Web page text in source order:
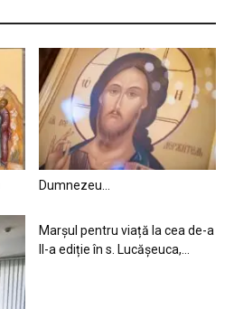
Dumnezeu…
Marșul pentru viață la cea de-a
II-a ediție în s. Lucășeuca,...